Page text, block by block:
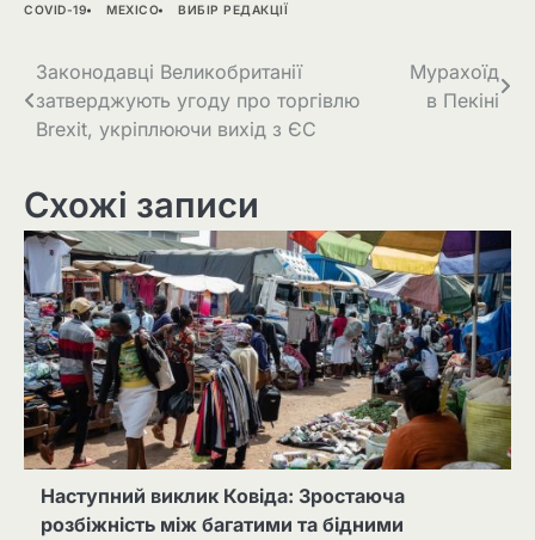
COVID-19 MEXICO ВИБІР РЕДАКЦІЇ
Навігація
записів
Законодавці Великобританії
затверджують угоду про торгівлю
Brexit, укріплюючи вихід з ЄС
Мурахоїд
в Пекіні
Схожі записи
Наступний виклик Ковіда: Зростаюча
розбіжність між багатими та бідними